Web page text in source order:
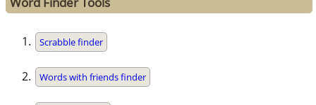
Scrabble finder
Words with friends finder